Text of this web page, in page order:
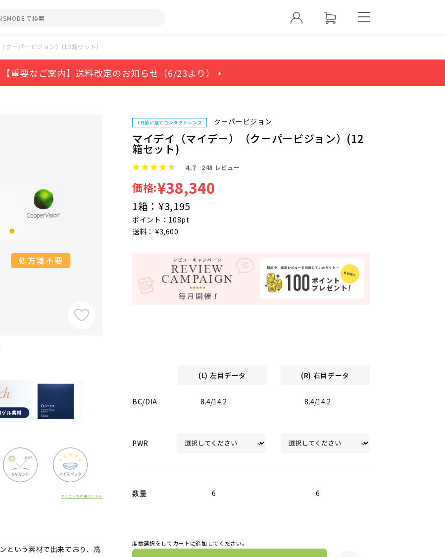
クーパービジョン）(12箱セット)
【重要なご案内】送料改定のお知らせ（6/23より） ⏵
アイコンの詳細はこちら
という素材で出来ており、高
1日使い捨てコンタクトレンズ クーパービジョン
マイデイ（マイデー）（クーパービジョン）(12
箱セット)
4.7 248 レビュー
価格:¥38,340
1箱： ¥3,195
ポイント：108pt
送料： ¥3,600
(L) 左目データ (R) 右目データ
BC/DIA 8.4/14.2 8.4/14.2
PWR
数量 6 6
度数選択をしてカートに追加してください。